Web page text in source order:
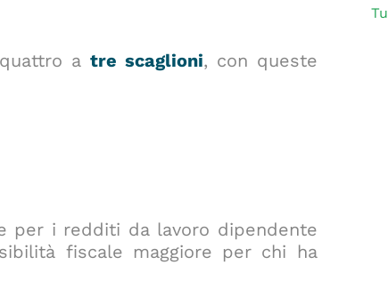
a tre scaglioni, con queste
per i redditi da lavoro dipendente
fiscale maggiore per chi ha